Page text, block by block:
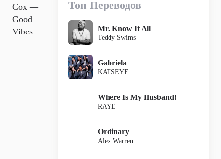
Cox —
Good
Vibes
Топ Переводов
Mr. Know It All
Teddy Swims
Gabriela
KATSEYE
Where Is My Husband!
RAYE
Ordinary
Alex Warren